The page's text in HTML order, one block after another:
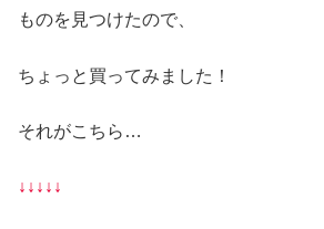
ものを見つけたので、
ちょっと買ってみました！
それがこちら…
↓↓↓↓↓